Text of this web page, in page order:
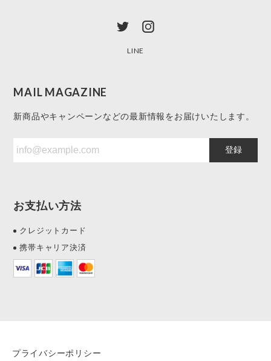
LINE
MAIL MAGAZINE
新商品やキャンペーンなどの最新情報をお届けいたします。
登録
お支払い方法
クレジットカード
携帯キャリア決済
プライバシーポリシー